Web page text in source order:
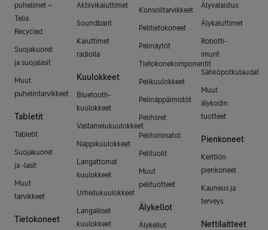
puhelimet –
Telia
Recycled
Suojakuoret
ja suojalasit
Muut
puhelintarvikkeet
Tabletit
Tabletit
Suojakuoret
ja -lasit
Muut
tarvikkeet
Tietokoneet
Aktiivikaiuttimet
Soundbarit
Kaiuttimet
radiolla
Kuulokkeet
Bluetooth-
kuulokkeet
Vastamelukuulokkeet
Nappikuulokkeet
Langattomat
kuulokkeet
Urheilukuulokkeet
Langalliset
kuulokkeet
Konsolitarvikkeet
Pelitietokoneet
Pelinäytöt
Tietokonekomponentit
Pelikuulokkeet
Pelinäppäimistöt
Pelihiiret
Pelihiirimatot
Pelituolit
Muut
pelituotteet
Älykellot
Älykellot
Älyvalaistus
Älykaiuttimet
Robotti-
imurit
Sähköpotkulaudat
Muut
älykodin
tuotteet
Pienkoneet
Keittiön
pienkoneet
Kauneus ja
terveys
Nettilaitteet